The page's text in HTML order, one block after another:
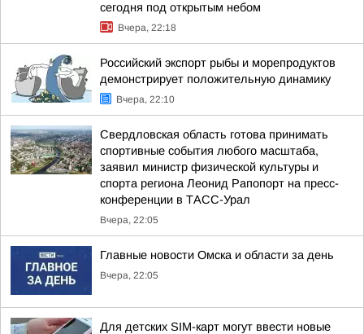
сегодня под открытым небом
Вчера, 22:18
Российский экспорт рыбы и морепродуктов
демонстрирует положительную динамику
Вчера, 22:10
Свердловская область готова принимать
спортивные события любого масштаба,
заявил министр физической культуры и
спорта региона Леонид Рапопорт на пресс-
конференции в ТАСС-Урал
Вчера, 22:05
Главные новости Омска и области за день
Вчера, 22:05
Для детских SIM-карт могут ввести новые